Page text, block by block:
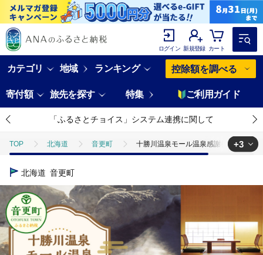
ログイン 新規登録 カート
カテゴリ 地域 ランキング 控除額を調べる
寄付額 旅先を探す 特集 ご利用ガイド
「ふるさとチョイス」システム連携に関して
TOP 北海道 音更町 十勝川温泉モール温泉感謝券30,000円
TOP
TOP 旅行・宿泊・体験 体験チケット
TOP 旅行・宿泊・体験 体験チケット
+3
北海道 音更町